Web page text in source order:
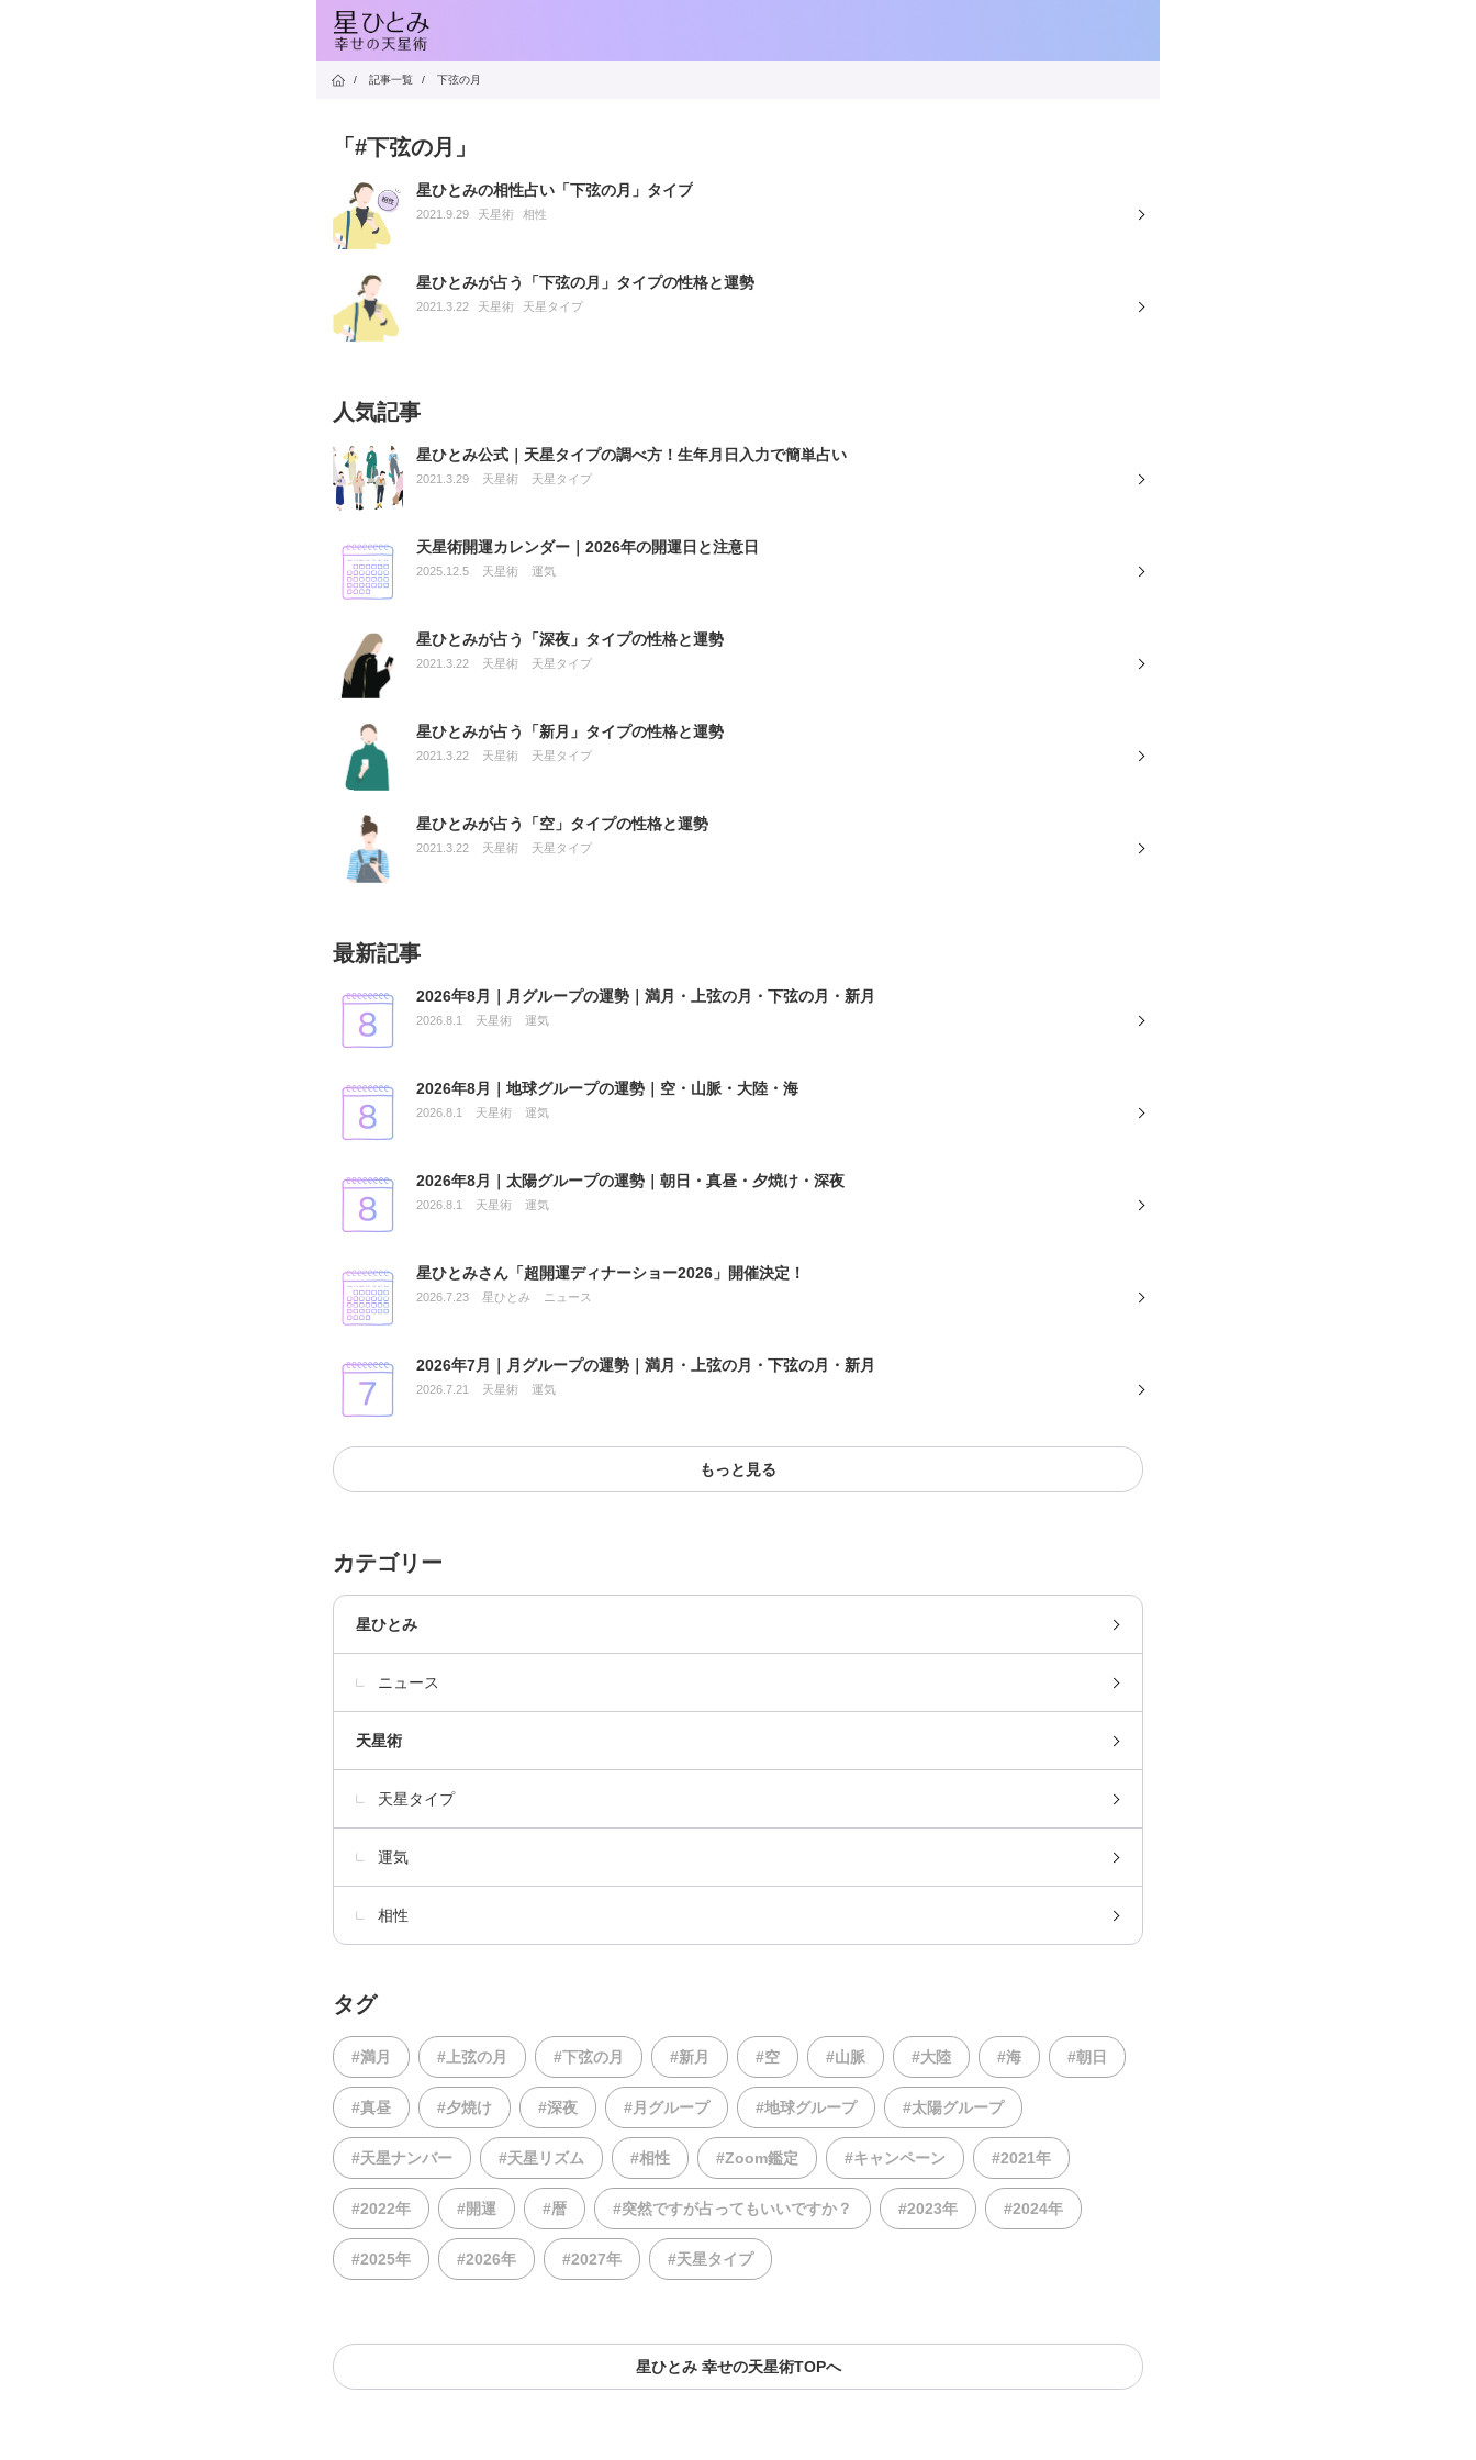
/ 記事一覧 / 下弦の月
「#下弦の月」
星ひとみの相性占い「下弦の月」タイプ
2021.9.29 天星術 相性
星ひとみが占う「下弦の月」タイプの性格と運勢
2021.3.22 天星術 天星タイプ
人気記事
星ひとみ公式｜天星タイプの調べ方！生年月日入力で簡単占い
2021.3.29 天星術 天星タイプ
天星術開運カレンダー｜2026年の開運日と注意日
2025.12.5 天星術 運気
星ひとみが占う「深夜」タイプの性格と運勢
2021.3.22 天星術 天星タイプ
星ひとみが占う「新月」タイプの性格と運勢
2021.3.22 天星術 天星タイプ
星ひとみが占う「空」タイプの性格と運勢
2021.3.22 天星術 天星タイプ
最新記事
2026年8月｜月グループの運勢｜満月・上弦の月・下弦の月・新月
2026.8.1 天星術 運気
2026年8月｜地球グループの運勢｜空・山脈・大陸・海
2026.8.1 天星術 運気
2026年8月｜太陽グループの運勢｜朝日・真昼・夕焼け・深夜
2026.8.1 天星術 運気
星ひとみさん「超開運ディナーショー2026」開催決定！
2026.7.23 星ひとみ ニュース
2026年7月｜月グループの運勢｜満月・上弦の月・下弦の月・新月
2026.7.21 天星術 運気
もっと見る
カテゴリー
星ひとみ
ニュース
天星術
天星タイプ
運気
相性
タグ
#満月 #上弦の月 #下弦の月 #新月 #空 #山脈 #大陸 #海 #朝日
#真昼 #夕焼け #深夜 #月グループ #地球グループ #太陽グループ
#天星ナンバー #天星リズム #相性 #Zoom鑑定 #キャンペーン #2021年
#2022年 #開運 #暦 #突然ですが占ってもいいですか？ #2023年 #2024年
#2025年 #2026年 #2027年 #天星タイプ
星ひとみ 幸せの天星術TOPへ